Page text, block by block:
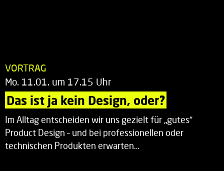
VORTRAG
Mo. 11.01. um 17.15 Uhr
Das ist ja kein Design, oder?
Im Alltag entscheiden wir uns gezielt für „gutes“
Product Design – und bei professionellen oder
technischen Produkten erwarten…